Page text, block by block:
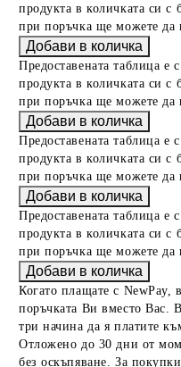
продукта в количката си с
при поръчка ще можете да
Предоставената таблица
продукта в количката си с
при поръчка ще можете да
Предоставената таблица
продукта в количката си с
при поръчка ще можете да
Предоставената таблица
продукта в количката си с
при поръчка ще можете да
Когато плащате с NewPay,
поръчката Ви вместо Вас.
три начина да я платите
Отложено до 30 дни от
без оскъпяване. За